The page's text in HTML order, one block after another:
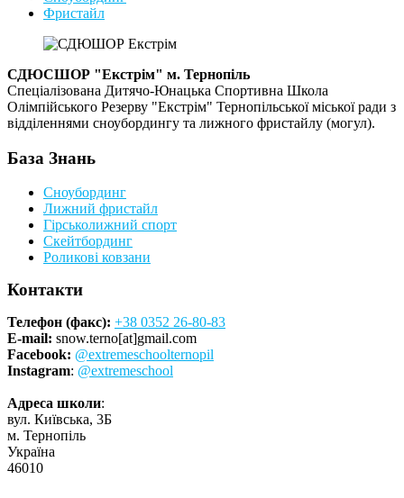
Фристайл
СДЮСШОР "Екстрім" м. Тернопіль
Спеціалізована Дитячо-Юнацька Спортивна Школа
Олімпійського Резерву "Екстрім" Тернопільської міської ради з
відділеннями сноубордингу та лижного фристайлу (могул).
База Знань
Сноубординг
Лижний фристайл
Гірськолижний спорт
Скейтбординг
Роликові ковзани
Контакти
Телефон (факс): +38 0352 26-80-83
E-mail: snow.terno[at]gmail.com
Facebook: @extremeschoolternopil
Instagram: @extremeschool
Адреса школи:
вул. Київська, 3Б
м. Тернопіль
Україна
46010